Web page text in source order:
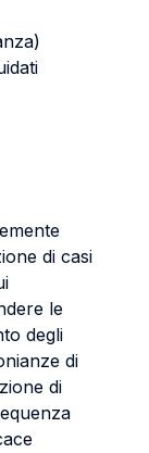
di casi
le
degli
di
di